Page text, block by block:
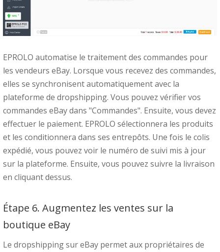
EPROLO automatise le traitement des commandes pour
les vendeurs eBay. Lorsque vous recevez des commandes,
elles se synchronisent automatiquement avec la
plateforme de dropshipping. Vous pouvez vérifier vos
commandes eBay dans "Commandes". Ensuite, vous devez
effectuer le paiement. EPROLO sélectionnera les produits
et les conditionnera dans ses entrepôts. Une fois le colis
expédié, vous pouvez voir le numéro de suivi mis à jour
sur la plateforme. Ensuite, vous pouvez suivre la livraison
en cliquant dessus.
Étape 6. Augmentez les ventes sur la
boutique eBay
Le dropshipping sur eBay permet aux propriétaires de